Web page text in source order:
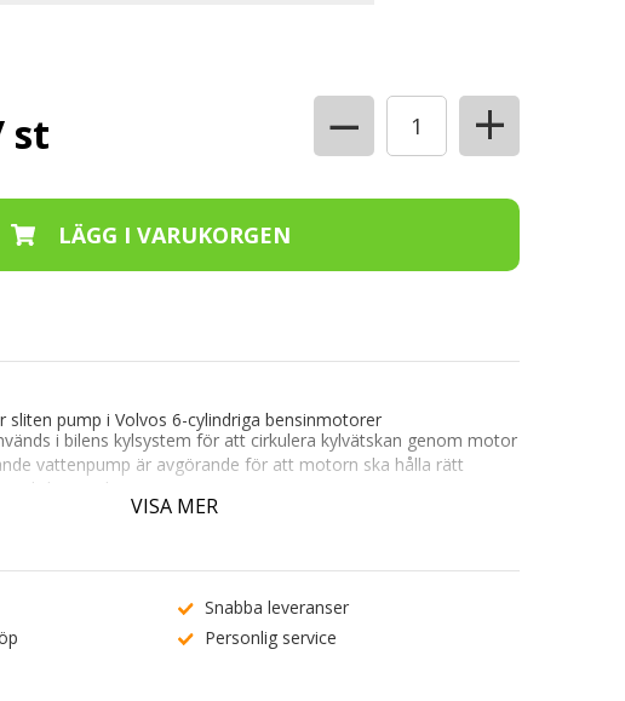
st − +
sliten pump i Volvos 6-cylindriga bensinmotorer
i bilens kylsystem för att cirkulera kylvätskan genom motor
vattenpump är avgörande för att motorn ska hålla rätt
överhettning.
VISA MER
Snabba leveranser
Personlig service